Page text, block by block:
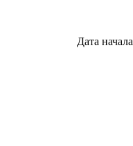
Дата начала